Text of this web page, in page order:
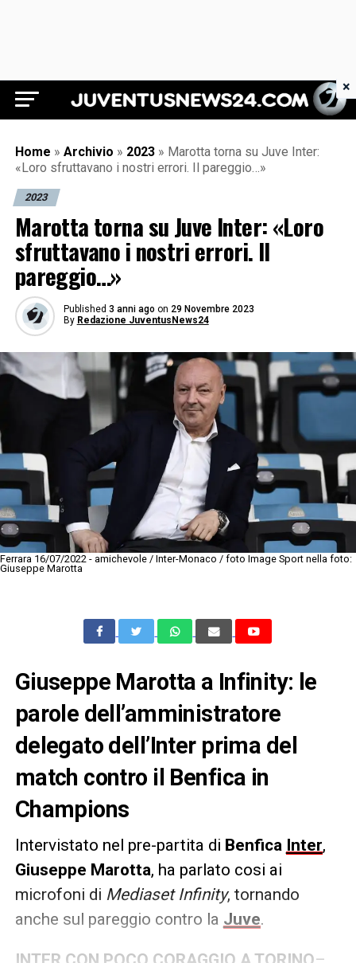
Juventus News 24
Home » Archivio » 2023 » Marotta torna su Juve Inter:
«Loro sfruttavano i nostri errori. Il pareggio…»
2023
Marotta torna su Juve Inter: «Loro
sfruttavano i nostri errori. Il
pareggio…»
Published 3 anni ago on 29 Novembre 2023
By Redazione JuventusNews24
Ferrara 16/07/2022 - amichevole / Inter-Monaco / foto Image Sport nella foto:
Giuseppe Marotta
Giuseppe Marotta a Infinity: le
parole dell’amministratore
delegato dell’Inter prima del
match contro il Benfica in
Champions
Intervistato nel pre-partita di Benfica Inter,
Giuseppe Marotta, ha parlato cosi ai
microfoni di Mediaset Infinity, tornando
anche sul pareggio contro la Juve.
×